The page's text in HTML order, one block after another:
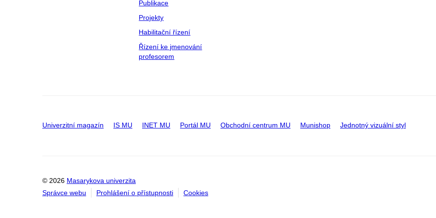
Publikace
Projekty
Habilitační řízení
Řízení ke jmenování
profesorem
Univerzitní magazín IS MU INET MU Portál MU Obchodní centrum MU Munishop Jednotný vizuální styl
© 2026 Masarykova univerzita
Správce webu
Prohlášení o přístupnosti Cookies